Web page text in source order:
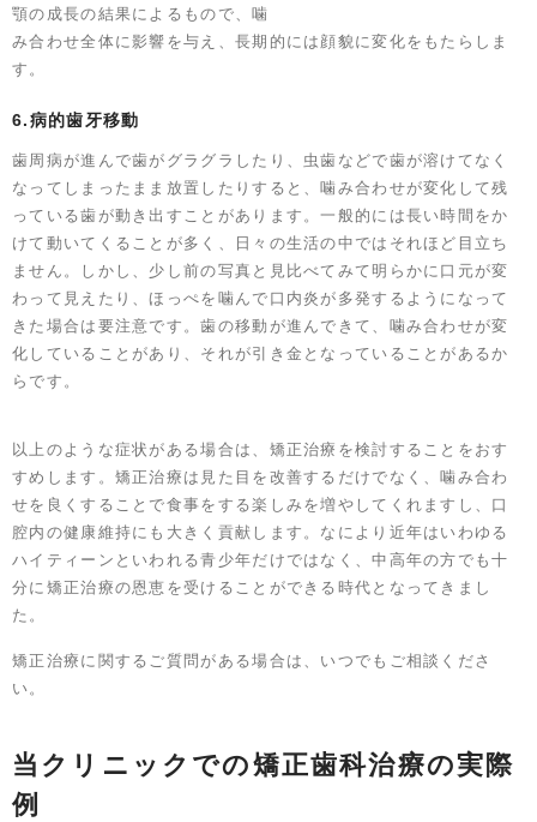
顎の成長の結果によるもので、噛
み合わせ全体に影響を与え、長期的には顔貌に変化をもたらしま
す。
6.病的歯牙移動
歯周病が進んで歯がグラグラしたり、虫歯などで歯が溶けてなく
なってしまったまま放置したりすると、噛み合わせが変化して残
っている歯が動き出すことがあります。一般的には長い時間をか
けて動いてくることが多く、日々の生活の中ではそれほど目立ち
ません。しかし、少し前の写真と見比べてみて明らかに口元が変
わって見えたり、ほっぺを噛んで口内炎が多発するようになって
きた場合は要注意です。歯の移動が進んできて、噛み合わせが変
化していることがあり、それが引き金となっていることがあるか
らです。
以上のような症状がある場合は、矯正治療を検討することをおす
すめします。矯正治療は見た目を改善するだけでなく、噛み合わ
せを良くすることで食事をする楽しみを増やしてくれますし、口
腔内の健康維持にも大きく貢献します。なにより近年はいわゆる
ハイティーンといわれる青少年だけではなく、中高年の方でも十
分に矯正治療の恩恵を受けることができる時代となってきまし
た。
矯正治療に関するご質問がある場合は、いつでもご相談くださ
い。
当クリニックでの矯正歯科治療の実際
例